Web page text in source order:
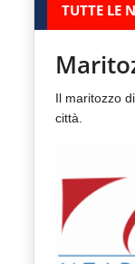
-Horeca
Il
portale
Horeca
e
del
TUTTE LE
Ristorazione
Ospitalità
Distribuzione
Eventi
RUBRICHE
Il maritozzo
città.